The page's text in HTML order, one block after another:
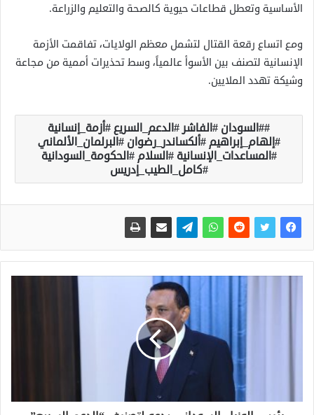
الأساسية وتعطل قطاعات حيوية كالصحة والتعليم والزراعة.
ومع اتساع رقعة القتال لتشمل معظم الولايات، تفاقمت الأزمة
الإنسانية لتصنف بين الأسوأ عالمياً، وسط تحذيرات أممية من مجاعة
وشيكة تهدد الملايين.
#السودان #الفاشر #الدعم_السريع #أزمة_إنسانية
#إلهام_إبراهيم #ألكساندر_رضوان #البرلمان_الألماني
#المساعدات_الإنسانية #السلام #الحكومة_السودانية
#كامل_الطيب_إدريس